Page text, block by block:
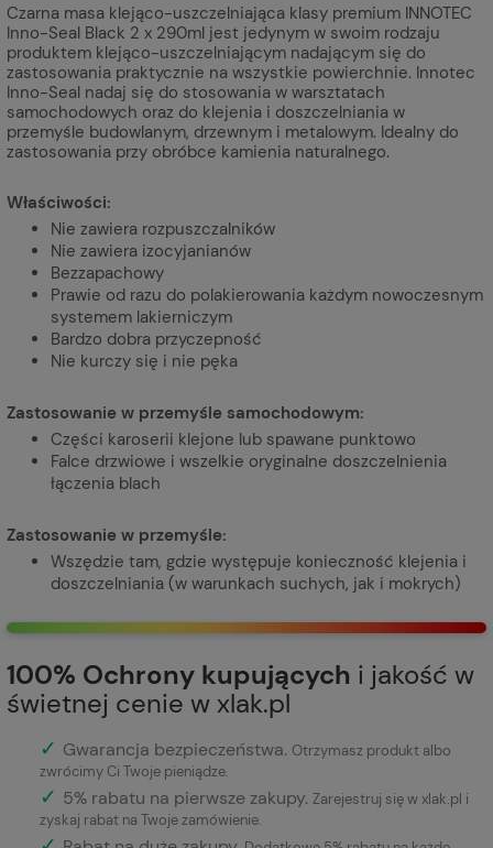
Czarna masa klejąco-uszczelniająca klasy premium INNOTEC
Inno-Seal Black 2 x 290ml jest jedynym w swoim rodzaju
produktem klejąco-uszczelniającym nadającym się do
zastosowania praktycznie na wszystkie powierchnie. Innotec
Inno-Seal nadaj się do stosowania w warsztatach
samochodowych oraz do klejenia i doszczelniania w
przemyśle budowlanym, drzewnym i metalowym. Idealny do
zastosowania przy obróbce kamienia naturalnego.
Właściwości:
Nie zawiera rozpuszczalników
Nie zawiera izocyjanianów
Bezzapachowy
Prawie od razu do polakierowania każdym nowoczesnym
systemem lakierniczym
Bardzo dobra przyczepność
Nie kurczy się i nie pęka
Zastosowanie w przemyśle samochodowym:
Części karoserii klejone lub spawane punktowo
Falce drzwiowe i wszelkie oryginalne doszczelnienia
łączenia blach
Zastosowanie w przemyśle:
Wszędzie tam, gdzie występuje konieczność klejenia i
doszczelniania (w warunkach suchych, jak i mokrych)
100% Ochrony kupujących i jakość w
świetnej cenie w xlak.pl
✓ Gwarancja bezpieczeństwa. Otrzymasz produkt albo
zwrócimy Ci Twoje pieniądze.
✓ 5% rabatu na pierwsze zakupy. Zarejestruj się w xlak.pl i
zyskaj rabat na Twoje zamówienie.